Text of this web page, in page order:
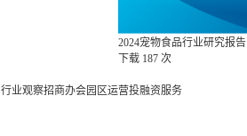
2024宠物食品行业研究报告
下载 187 次
行业观察招商办会园区运营投融资服务